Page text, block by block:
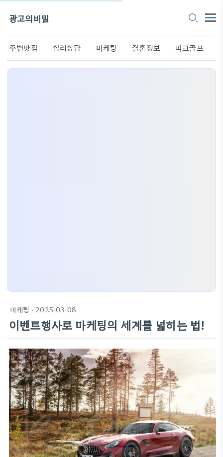
광고의비밀
주변맛집 심리상담 마케팅 결혼정보 파크골프
마케팅 · 2025-03-08
이벤트행사로 마케팅의 세계를 넓히는 법!